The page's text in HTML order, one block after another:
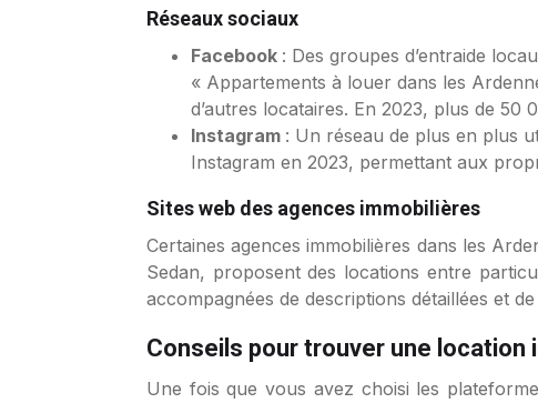
Réseaux sociaux
Facebook : Des groupes d’entraide
« Appartements à louer dans les
d’autres locataires. En 2023, plus de 50
Instagram : Un réseau de plus en plus
Instagram en 2023, permettant aux
Sites web des agences immobilières
Certaines agences immobilières dans les
Sedan, proposent des locations entre
accompagnées de descriptions détaillées et
Conseils pour trouver une location
Une fois que vous avez choisi les